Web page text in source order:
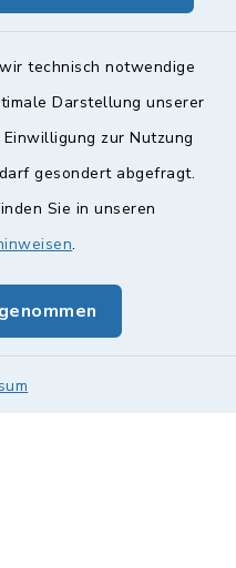
technisch notwendige
Darstellung unserer
zur Nutzung
gesondert abgefragt.
Sie in unseren
.